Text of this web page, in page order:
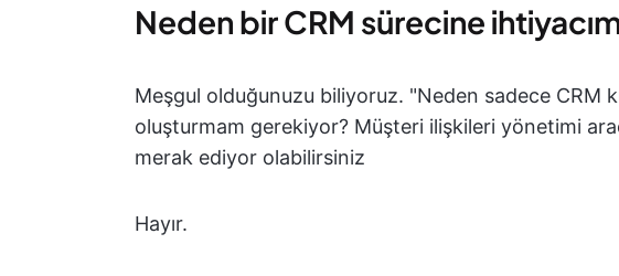
Neden bir CRM sürecine
Meşgul olduğunuzu biliyoruz. "Neden sadece CRM
oluşturmam gerekiyor? Müşteri ilişkileri yönetimi
merak ediyor olabilirsiniz
Hayır.